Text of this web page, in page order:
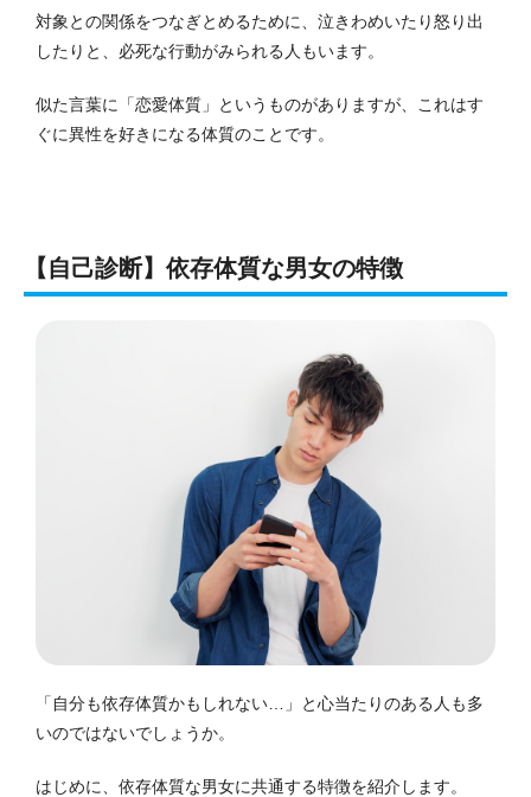
対象との関係をつなぎとめるために、泣きわめいたり怒り出
したりと、必死な行動がみられる人もいます。
似た言葉に「恋愛体質」というものがありますが、これはす
ぐに異性を好きになる体質のことです。
【自己診断】依存体質な男女の特徴
「自分も依存体質かもしれない…」と心当たりのある人も多
いのではないでしょうか。
はじめに、依存体質な男女に共通する特徴を紹介します。